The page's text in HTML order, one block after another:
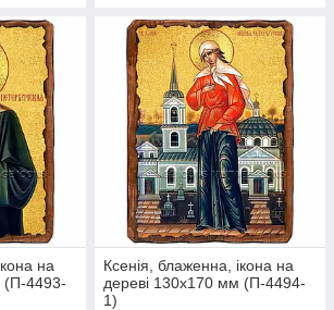
на
(П-4493-
Ксенія, блаженна, ікона на
дереві 130х170 мм (П-4494-
1)